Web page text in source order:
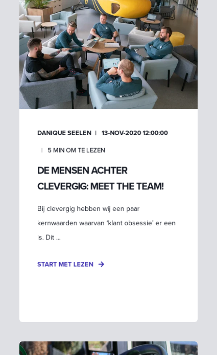
DANIQUE SEELEN
13-NOV-2020 12:00:00
5 MIN OM TE LEZEN
DE MENSEN ACHTER
CLEVERGIG: MEET THE TEAM!
Bij clevergig hebben wij een paar
kernwaarden waarvan ‘klant obsessie’ er een
is. Dit ...
START MET LEZEN